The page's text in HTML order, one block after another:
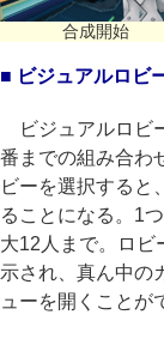
合成開始
■ ビジュアルロビ
ビジュアルロビ
番までの組み合わ
ビーを選択すると
ることになる。1
大12人まで。ロビ
示され、真ん中の
ューを開くことが